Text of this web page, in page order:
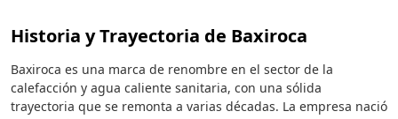
Historia y Trayectoria de Baxiroca
Baxiroca es una marca de renombre en el sector de la
calefacción y agua caliente sanitaria, con una sólida
trayectoria que se remonta a varias décadas. La empresa nació